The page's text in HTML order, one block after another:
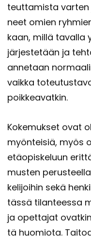
teut­ta­mis­ta
neet omien
kaan, millä ta­val­la
jär­jes­te­tään ja
an­ne­taan
vaik­ka
poik­kea­vat­kin.
Ko­ke­muk­set ovat
myön­tei­siä, myös
etä­opis­ke­luun
mus­ten
ke­li­joi­hin sekä
tässä ti­lan­tees­sa
ja opet­ta­jat
tä huo­mio­ta.